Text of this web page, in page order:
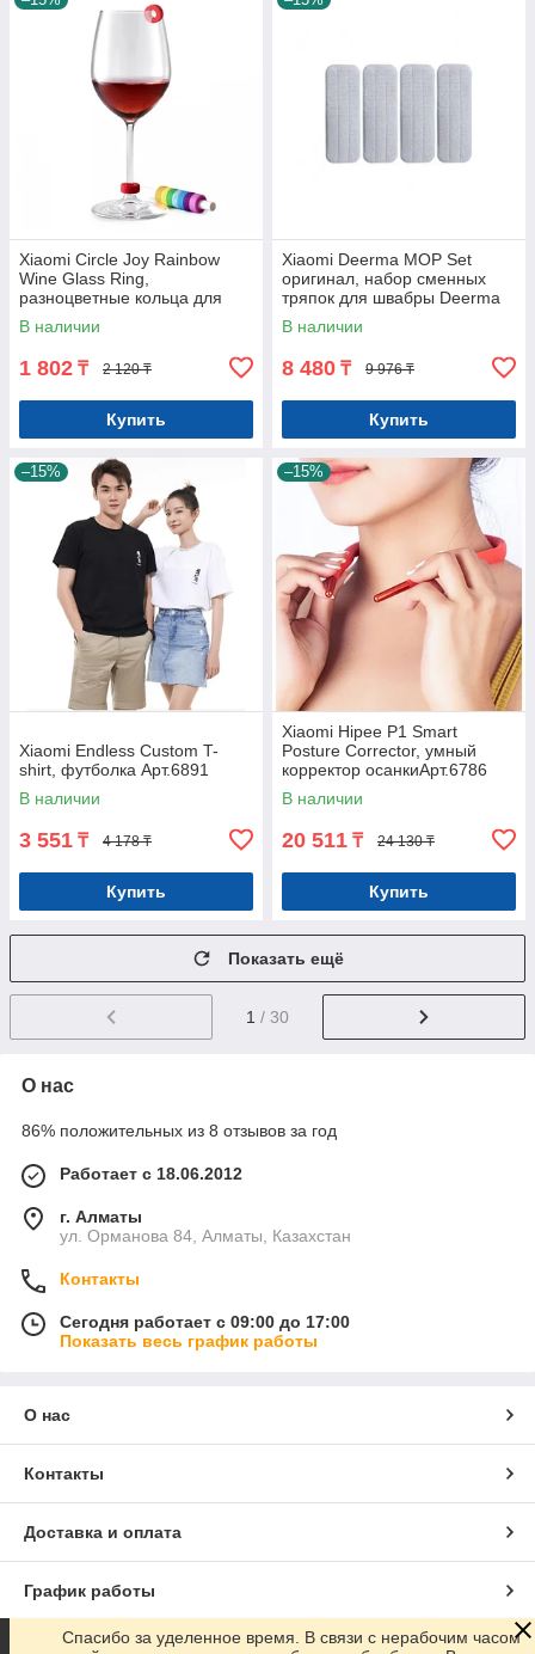
Xiaomi Circle Joy Rainbow
Wine Glass Ring,
разноцветные кольца для
бокалов. Оригинал. Арт.6910
В наличии
1 802 ₸ 2 120 ₸
Купить
Xiaomi Deerma MOP Set
оригинал, набор сменных
тряпок для швабры Deerma
(8 шт). Арт 6684
В наличии
8 480 ₸ 9 976 ₸
Купить
–15%
Xiaomi Endless Custom T-
shirt, футболка Арт.6891
В наличии
3 551 ₸ 4 178 ₸
Купить
–15%
Xiaomi Hipee P1 Smart
Posture Corrector, умный
корректор осанкиАрт.6786
В наличии
20 511 ₸ 24 130 ₸
Купить
Показать ещё
1 / 30
О нас
86% положительных из 8 отзывов за год
Работает с 18.06.2012
г. Алматы
ул. Орманова 84, Алматы, Казахстан
Контакты
Сегодня работает с 09:00 до 17:00
Показать весь график работы
О нас
Контакты
Доставка и оплата
График работы
Полная версия сайта
Спасибо за уделенное время. В связи с нерабочим часом